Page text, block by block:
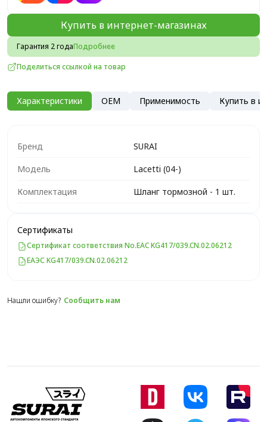
Купить в интернет-магазинах
Гарантия 2 годаПодробнее
Поделиться ссылкой на товар
Характеристики OEM Применимость Купить в
Бренд
SURAI
Модель
Lacetti (04-)
Комплектация
Шланг тормозной - 1 шт.
Сертификаты
Сертификат соответствия No.EAC KG417/039.CN.02.06212
ЕАЭС KG417/039.CN.02.06212
Нашли ошибку? Сообщить нам